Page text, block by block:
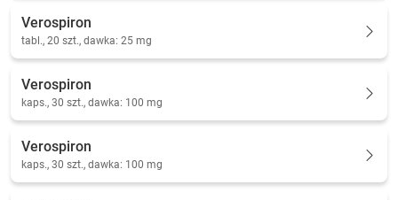
Verospiron
tabl., 20 szt., dawka: 25 mg
Verospiron
kaps., 30 szt., dawka: 100 mg
Verospiron
kaps., 30 szt., dawka: 100 mg